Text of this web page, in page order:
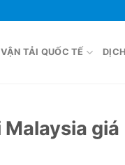
VẬN TẢI QUỐC TẾ
giá